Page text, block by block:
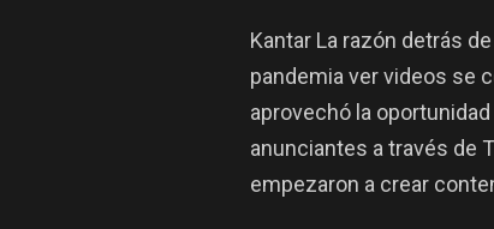
Kantar La razón detrás
pandemia ver videos se
aprovechó la
anunciantes a través de
empezaron a crear